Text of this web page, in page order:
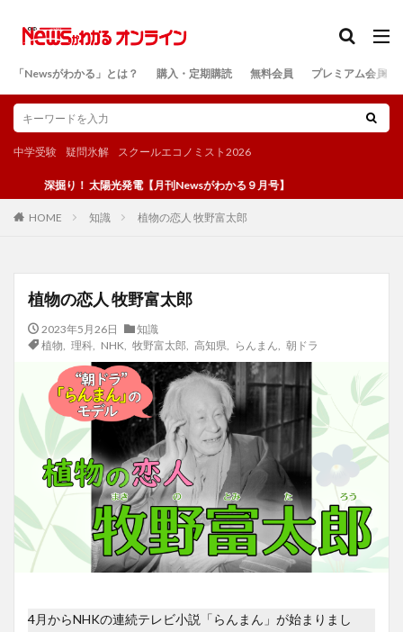
「Newsがわかる」とは？ 購入・定期購読 無料会員 プレミアム会員
中学受験 疑問氷解 スクールエコノミスト2026
深掘り！ 太陽光発電【月刊Newsがわかる９月号】
HOME 知識 植物の恋人 牧野富太郎
植物の恋人 牧野富太郎
2023年5月26日
知識
植物
理科, NHK 牧野富太郎 高知県 らんまん 朝ドラ
4月からNHKの連続テレビ小説「らんまん」が始まりまし
検索